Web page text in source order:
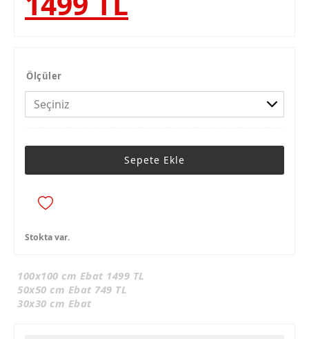
Ölçüler
Sepete Ekle
Stokta var.
100x100 cm Ebat 1499 TL
50x50 cm Ebat 749 TL
30x30 cm Ebat